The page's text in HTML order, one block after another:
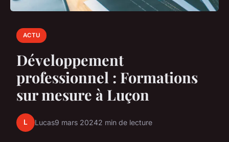
ACTU
Développement
professionnel : Formations
sur mesure à Luçon
L Lucas9 mars 20242 min de lecture